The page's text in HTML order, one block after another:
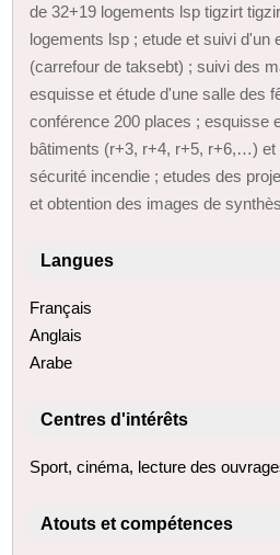
de 32+19 logements lsp tigzirt
logements lsp ; etude et suivi d'un
(carrefour de taksebt) ; suivi des
esquisse et étude d'une salle des
conférence 200 places ; esquisse
bâtiments (r+3, r+4, r+5, r+6,…) et
sécurité incendie ; etudes des
et obtention des images de
Langues
Français
Anglais
Arabe
Centres d'intérêts
Sport, cinéma, lecture des
Atouts et compétences